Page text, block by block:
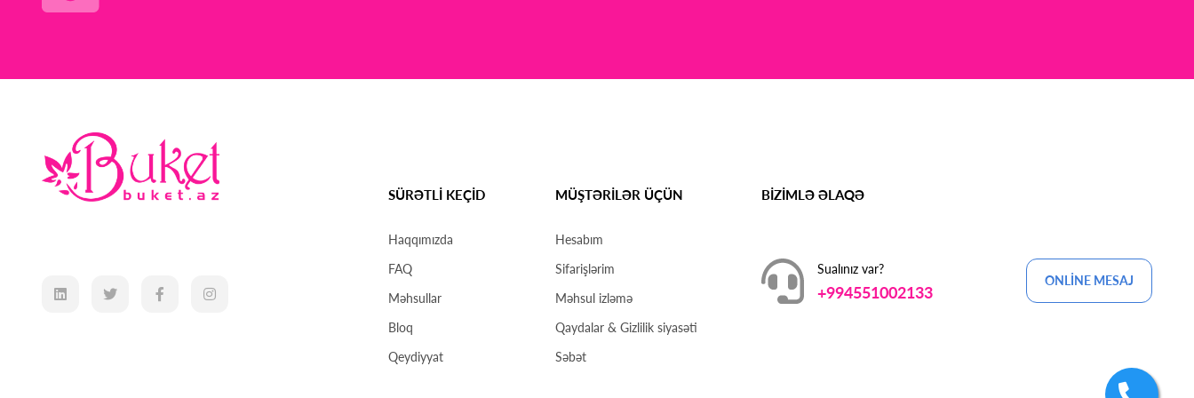
SÜRƏTLİ KEÇİD
Haqqımızda
FAQ
Məhsullar
Bloq
Qeydiyyat
MÜŞTƏRİLƏR ÜÇÜN
Hesabım
Sifarişlərim
Məhsul izləmə
Qaydalar & Gizlilik siyasəti
Səbət
BİZİMLƏ ƏLAQƏ
Sualınız var?
+994551002133
ONLİNE MESAJ